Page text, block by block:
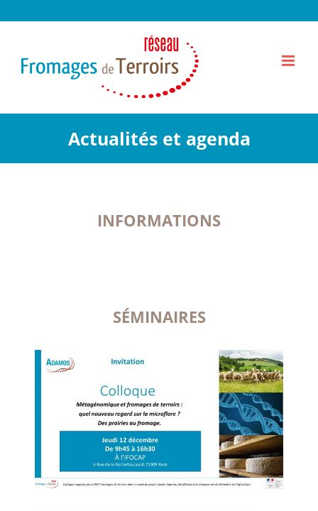
Actualités et agenda
INFORMATIONS
SÉMINAIRES